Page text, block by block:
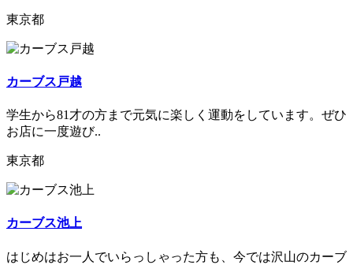
東京都
カーブス戸越
学生から81才の方まで元気に楽しく運動をしています。ぜひ
お店に一度遊び..
東京都
カーブス池上
はじめはお一人でいらっしゃった方も、今では沢山のカーブ